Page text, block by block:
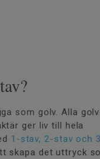
som golv. Alla golv
ger liv till hela
1-stav, 2-stav och
skapa det uttryck